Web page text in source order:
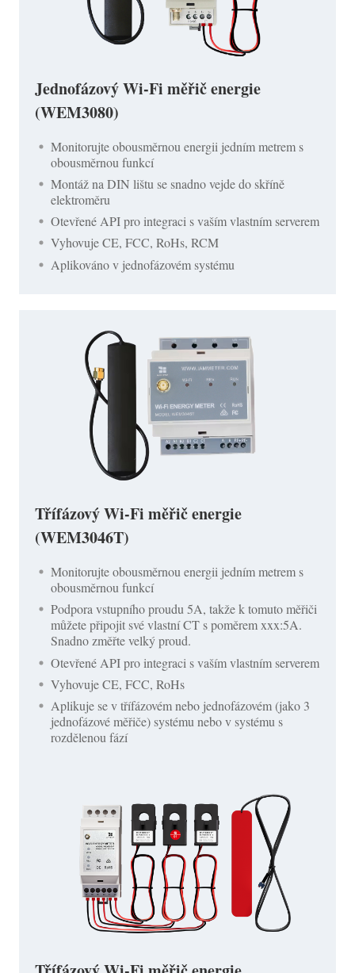
Jednofázový Wi-Fi měřič energie
(WEM3080)
Monitorujte obousměrnou energii jedním metrem s
obousměrnou funkcí
Montáž na DIN lištu se snadno vejde do skříně
elektroměru
Otevřené API pro integraci s vaším vlastním serverem
Vyhovuje CE, FCC, RoHs, RCM
Aplikováno v jednofázovém systému
Třífázový Wi-Fi měřič energie
(WEM3046T)
Monitorujte obousměrnou energii jedním metrem s
obousměrnou funkcí
Podpora vstupního proudu 5A, takže k tomuto měřiči
můžete připojit své vlastní CT s poměrem xxx:5A.
Snadno změřte velký proud.
Otevřené API pro integraci s vaším vlastním serverem
Vyhovuje CE, FCC, RoHs
Aplikuje se v třífázovém nebo jednofázovém (jako 3
jednofázové měřiče) systému nebo v systému s
rozdělenou fází